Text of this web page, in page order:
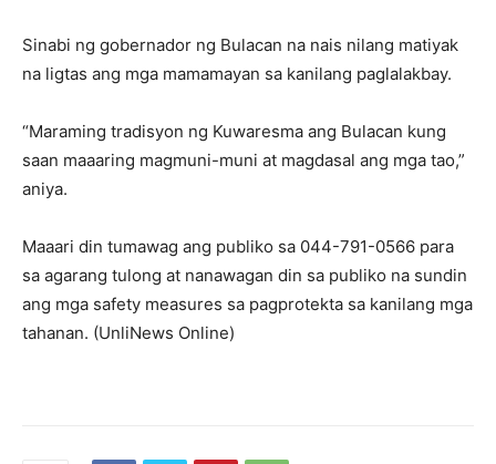
Sinabi ng gobernador ng Bulacan na nais nilang matiyak
na ligtas ang mga mamamayan sa kanilang paglalakbay.
“Maraming tradisyon ng Kuwaresma ang Bulacan kung
saan maaaring magmuni-muni at magdasal ang mga tao,”
aniya.
Maaari din tumawag ang publiko sa 044-791-0566 para
sa agarang tulong at nanawagan din sa publiko na sundin
ang mga safety measures sa pagprotekta sa kanilang mga
tahanan. (UnliNews Online)